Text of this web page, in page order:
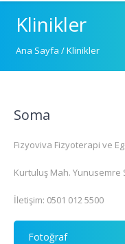
Klinikler
Ana Sayfa /Klinikler
Soma
Fizyoviva Fizyoterapi ve
Kurtuluş Mah. Yunusemre
İletişim: 0501 012 5500
Fotoğraf